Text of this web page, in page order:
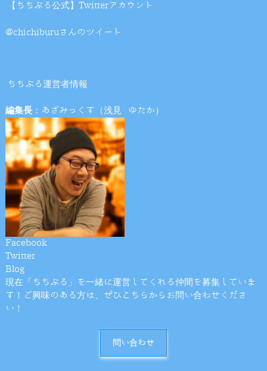
【ちちぶる公式】Twitterアカウント
@chichiburuさんのツイート
ちちぶる運営者情報
編集長：あざみっくす（浅見 ゆたか）
Facebook
Twitter
Blog
現在「ちちぶる」を一緒に運営してくれる仲間を募集していま
す！ご興味のある方は、ぜひこちらからお問い合わせくださ
い！
問い合わせ